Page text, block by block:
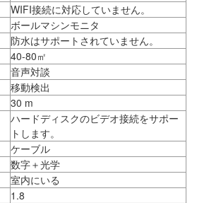
WIFI接続に対応していません。
ボールマシンモニタ
防水はサポートされていません。
40-80㎡
音声対談
移動検出
30 m
ハードディスクのビデオ接続をサポー
トします。
ケーブル
数字＋光学
室内にいる
1.8